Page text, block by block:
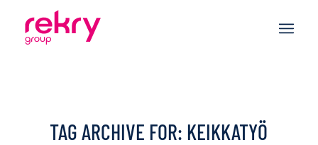
TAG ARCHIVE FOR: KEIKKATYÖ